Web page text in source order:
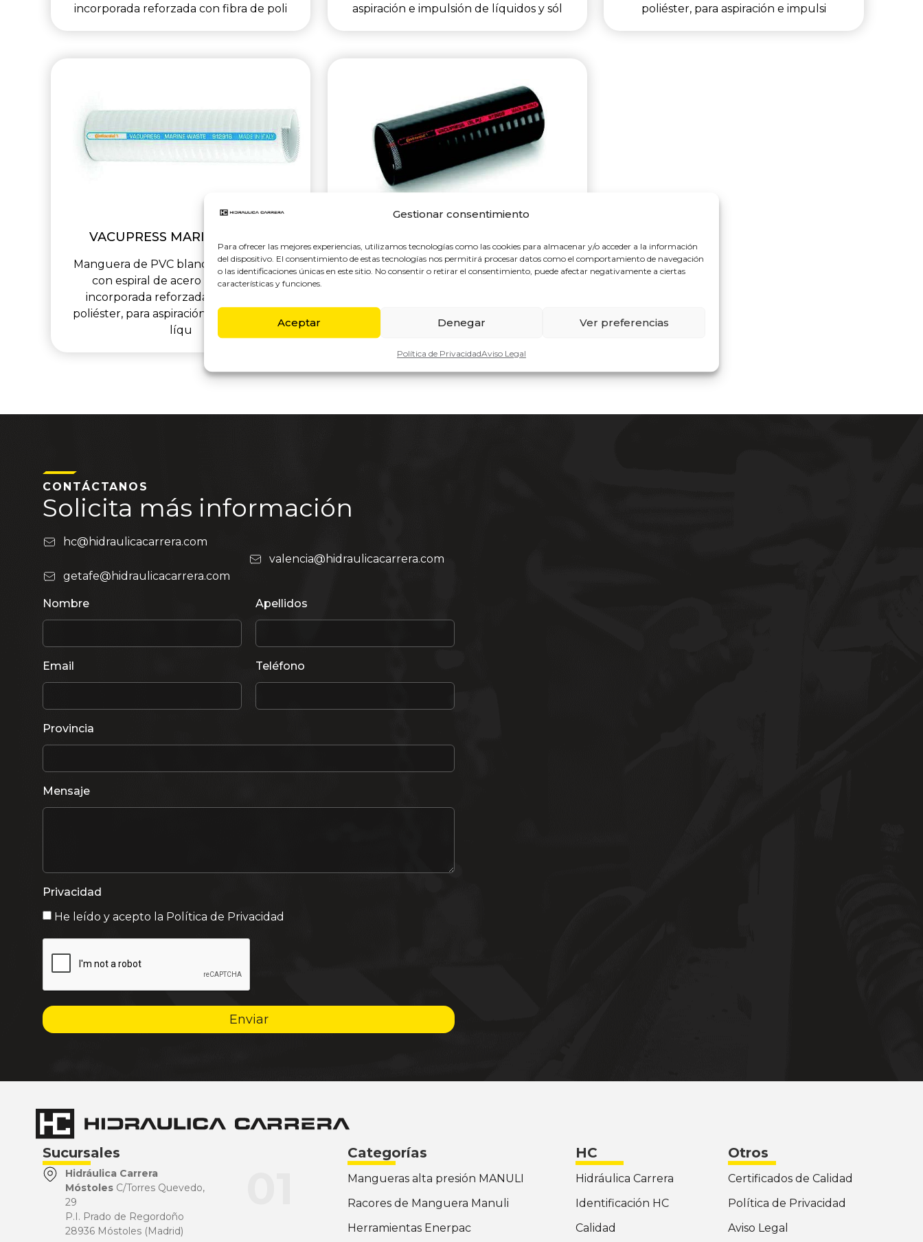
Gestionar consentimiento
Para ofrecer las mejores experiencias, utilizamos tecnologías como las cookies para almacenar y/o acceder a la información
del dispositivo. El consentimiento de estas tecnologías nos permitirá procesar datos como el comportamiento de navegación
o las identificaciones únicas en este sitio. No consentir o retirar el consentimiento, puede afectar negativamente a ciertas
características y funciones.
Aceptar Denegar Ver preferencias
Política de PrivacidadAviso Legal
incorporada reforzada con fibra de poli
aspiración e impulsión de líquidos y sól
poliéster, para aspiración e impulsi
VACUPRESS MARINE WASTE
Manguera de PVC blando de dos capas
con espiral de acero galvanizado
incorporada reforzada con fibra de
poliéster, para aspiración e impulsión de
líqu
Manguera de dos capas de compuesto
incorporada reforzada con fibra de polié
CONTÁCTANOS
Solicita más información
hc@hidraulicacarrera.com
valencia@hidraulicacarrera.com
getafe@hidraulicacarrera.com
Nombre Apellidos
Email Teléfono
Provincia
Mensaje
Privacidad
He leído y acepto la Política de Privacidad
Enviar
Sucursales
Hidráulica Carrera
MóstolesC/Torres Quevedo,
29
P.I. Prado de Regordoño
28936 Móstoles (Madrid)
Categorías
Mangueras alta presión MANULI
Racores de Manguera Manuli
Herramientas Enerpac
HC
Hidráulica Carrera
Identificación HC
Calidad
Otros
Certificados de Calidad
Política de Privacidad
Aviso Legal